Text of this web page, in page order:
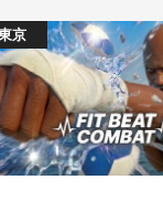
京